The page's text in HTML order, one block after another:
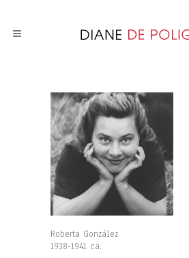
Roberta González
1938-1941 ca.